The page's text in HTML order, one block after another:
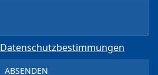
Datenschutz­bestimmungen